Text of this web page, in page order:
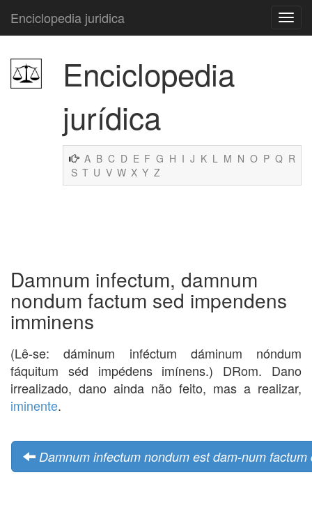
Enciclopedia juridica
Enciclopedia
jurídica
A B C D E F G H I J K L M N O P Q R
S T U V W X Y Z
Damnum infectum, damnum
nondum factum sed impendens
imminens
(Lê-se: dáminum inféctum dáminum nóndum
fáquitum séd impédens imínens.) DRom. Dano
irrealizado, dano ainda não feito, mas a realizar,
iminente.
Damnum infectum nondum est dam-num factum